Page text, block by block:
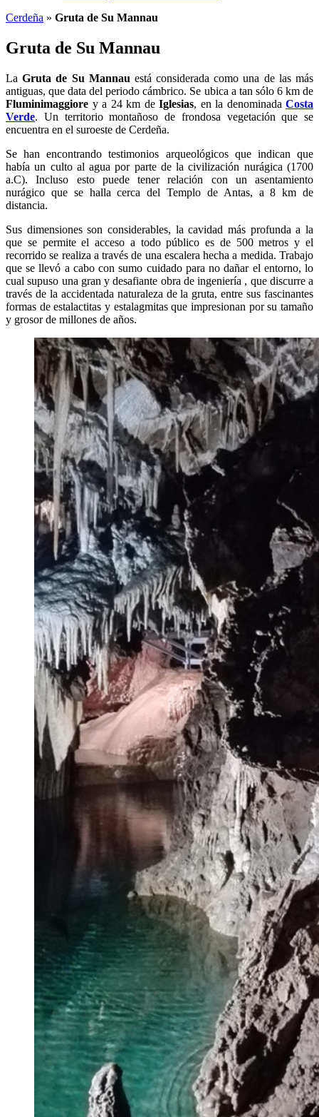
Cerdeña » Gruta de Su Mannau
Gruta de Su Mannau
LaGruta de Su Mannau está considerada como una de las más
antiguas, que data del periodo cámbrico. Se ubica a tan sólo 6 km de
Fluminimaggiore y a 24 km de Iglesias, en la denominada Costa
Verde. Un territorio montañoso de frondosa vegetación que se
encuentra en el suroeste de Cerdeña.
Se han encontrando testimonios arqueológicos que indican que
había un culto al agua por parte de la civilización nurágica (1700
a.C). Incluso esto puede tener relación con un asentamiento
nurágico que se halla cerca del Templo de Antas, a 8 km de
distancia.
Sus dimensiones son considerables, la cavidad más profunda a la
que se permite el acceso a todo público es de 500 metros y el
recorrido se realiza a través de una escalera hecha a medida. Trabajo
que se llevó a cabo con sumo cuidado para no dañar el entorno, lo
cual supuso una gran y desafiante obra de ingeniería , que discurre a
través de la accidentada naturaleza de la gruta, entre sus fascinantes
formas de estalactitas y estalagmitas que impresionan por su tamaño
y grosor de millones de años.